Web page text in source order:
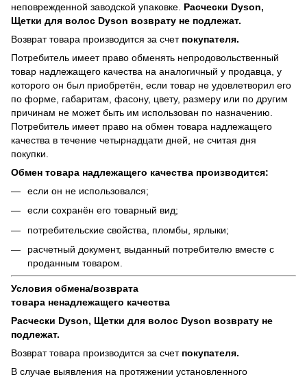
неповрежденной заводской упаковке. Расчески Dyson,
Щетки для волос Dyson возврату не подлежат.
Возврат товара производится за счет покупателя.
Потребитель имеет право обменять непродовольственный
товар надлежащего качества на аналогичный у продавца, у
которого он был приобретён, если товар не удовлетворил его
по форме, габаритам, фасону, цвету, размеру или по другим
причинам не может быть им использован по назначению.
Потребитель имеет право на обмен товара надлежащего
качества в течение четырнадцати дней, не считая дня
покупки.
Обмен товара надлежащего качества производится:
если он не использовался;
если сохранён его товарный вид;
потребительские свойства, пломбы, ярлыки;
расчетный документ, выданный потребителю вместе с
проданным товаром.
Условия обмена/возврата
товара ненадлежащего качества
Расчески Dyson, Щетки для волос Dyson возврату не
подлежат.
Возврат товара производится за счет покупателя.
В случае выявления на протяжении установленного